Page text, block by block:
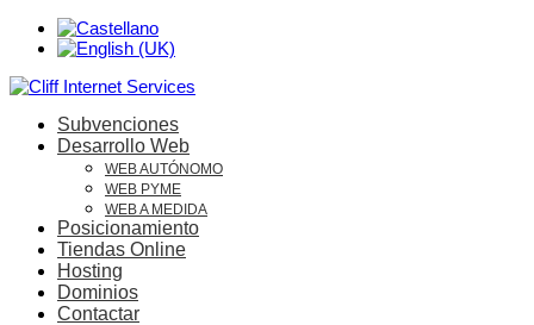
Subvenciones
Desarrollo Web
WEB AUTÓNOMO
WEB PYME
WEB A MEDIDA
Posicionamiento
Tiendas Online
Hosting
Dominios
Contactar